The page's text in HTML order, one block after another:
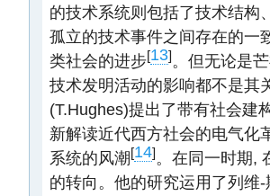
的技术系统则包括了技术结构
孤立的技术事件之间存在的一
类社会的进步[13]。但无论是
技术发明活动的影响都不是其
(T.Hughes)提出了带有社会建
新解读近代西方社会的电气化
系统的风潮[14]。在同一时期,
的转向。他的研究运用了列维